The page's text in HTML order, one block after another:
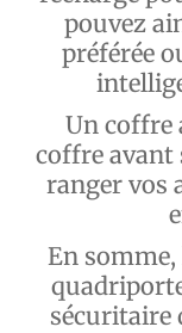
pouvez
préférée
Un coffre
coffre avant
ranger vos
En somme,
sécuritaire